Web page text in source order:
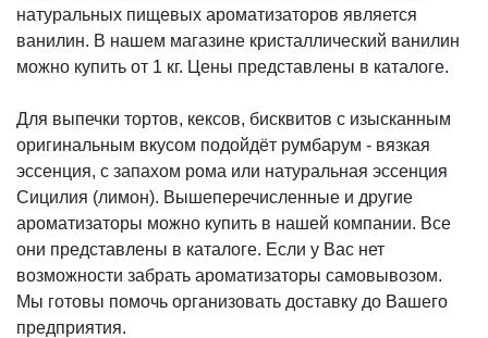
натуральных пищевых ароматизаторов является
ванилин. В нашем магазине кристаллический ванилин
можно купить от 1 кг. Цены представлены в каталоге.
Для выпечки тортов, кексов, бисквитов с изысканным
оригинальным вкусом подойдёт румбарум - вязкая
эссенция, с запахом рома или натуральная эссенция
Сицилия (лимон). Вышеперечисленные и другие
ароматизаторы можно купить в нашей компании. Все
они представлены в каталоге. Если у Вас нет
возможности забрать ароматизаторы самовывозом.
Мы готовы помочь организовать доставку до Вашего
предприятия.